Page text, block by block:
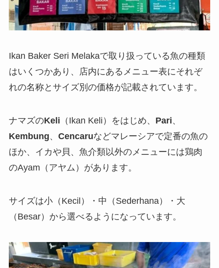
Ikan Baker Seri Melakaで取り扱っている魚の種類
はいくつかあり、店内にあるメニュー表にそれぞ
れの名称とサイズ別の価格が記載されています。
ナマズのKeli （Ikan Keli）をはじめ、 Pari、
Kembung、 Cencaruなどマレーシアで定番の魚の
ほか、イカや貝、魚介類以外のメニューには鶏肉
のAyam（アヤム）があります。
サイズは小（Kecil）・中（Sederhana）・大
（Besar）から選べるようになっています。